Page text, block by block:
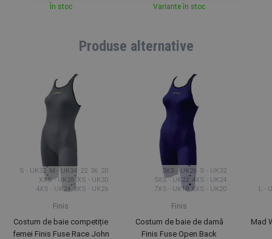
În stoc Variante în stoc
Produse alternative
4XS - UK24 3XS - UK26
XXS - UK28 XS - UK30
S - UK32 M - UK34 22 36 20
Finis
Costum de baie competiție
femei Finis Fuse Race John
7XS - UK18 6XS - UK20
5XS - UK22 4XS - UK24
3XS - UK26 S - UK32
M - UK34
Finis
Costum de baie de damă
Finis Fuse Open Back
L -
Mad